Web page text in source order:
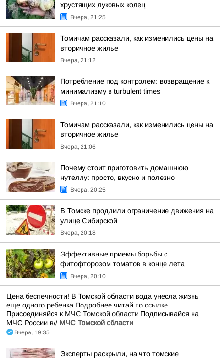
хрустящих луковых колец
Вчера, 21:25
Томичам рассказали, как изменились цены на
вторичное жилье
Вчера, 21:12
Потребление под контролем: возвращение к
минимализму в turbulent times
Вчера, 21:10
Томичам рассказали, как изменились цены на
вторичное жилье
Вчера, 21:06
Почему стоит приготовить домашнюю
нутеллу: просто, вкусно и полезно
Вчера, 20:25
В Томске продлили ограничение движения на
улице Сибирской
Вчера, 20:18
Эффективные приемы борьбы с
фитофторозом томатов в конце лета
Вчера, 20:10
Цена беспечности! В Томской области вода унесла жизнь
еще одного ребенка Подробнее читай по ссылке
Присоединяйся к МЧС Томской области Подписывайся на
МЧС России в// МЧС Томской области
Вчера, 19:35
Эксперты раскрыли, на что томские